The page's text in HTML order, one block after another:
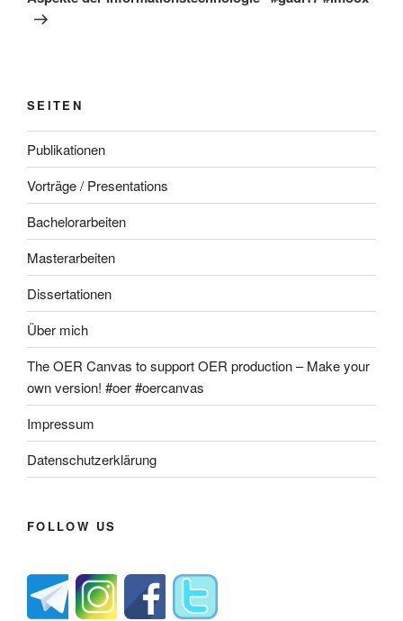
SEITEN
Publikationen
Vorträge / Presentations
Bachelorarbeiten
Masterarbeiten
Dissertationen
Über mich
The OER Canvas to support OER production – Make your
own version! #oer #oercanvas
Impressum
Datenschutzerklärung
FOLLOW US